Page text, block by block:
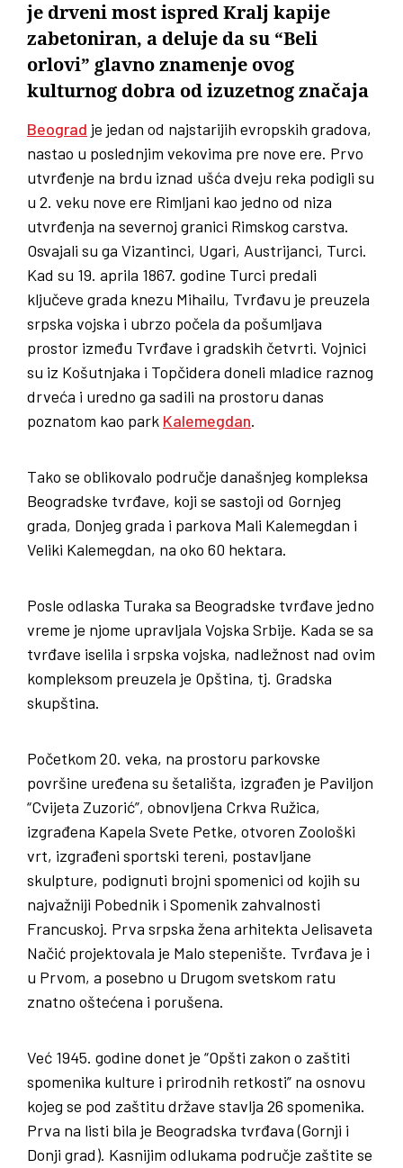
je drveni most ispred Kralj kapije
zabetoniran, a deluje da su “Beli
orlovi” glavno znamenje ovog
kulturnog dobra od izuzetnog značaja
Beograd je jedan od najstarijih evropskih gradova,
nastao u poslednjim vekovima pre nove ere. Prvo
utvrđenje na brdu iznad ušća dveju reka podigli su
u 2. veku nove ere Rimljani kao jedno od niza
utvrđenja na severnoj granici Rimskog carstva.
Osvajali su ga Vizantinci, Ugari, Austrijanci, Turci.
Kad su 19. aprila 1867. godine Turci predali
ključeve grada knezu Mihailu, Tvrđavu je preuzela
srpska vojska i ubrzo počela da pošumljava
prostor između Tvrđave i gradskih četvrti. Vojnici
su iz Košutnjaka i Topčidera doneli mladice raznog
drveća i uredno ga sadili na prostoru danas
poznatom kao park Kalemegdan.
Tako se oblikovalo područje današnjeg kompleksa
Beogradske tvrđave, koji se sastoji od Gornjeg
grada, Donjeg grada i parkova Mali Kalemegdan i
Veliki Kalemegdan, na oko 60 hektara.
Posle odlaska Turaka sa Beogradske tvrđave jedno
vreme je njome upravljala Vojska Srbije. Kada se sa
tvrđave iselila i srpska vojska, nadležnost nad ovim
kompleksom preuzela je Opština, tj. Gradska
skupština.
Početkom 20. veka, na prostoru parkovske
površine uređena su šetališta, izgrađen je Paviljon
“Cvijeta Zuzorić”, obnovljena Crkva Ružica,
izgrađena Kapela Svete Petke, otvoren Zoološki
vrt, izgrađeni sportski tereni, postavljane
skulpture, podignuti brojni spomenici od kojih su
najvažniji Pobednik i Spomenik zahvalnosti
Francuskoj. Prva srpska žena arhitekta Jelisaveta
Načić projektovala je Malo stepenište. Tvrđava je i
u Prvom, a posebno u Drugom svetskom ratu
znatno oštećena i porušena.
Već 1945. godine donet je “Opšti zakon o zaštiti
spomenika kulture i prirodnih retkosti” na osnovu
kojeg se pod zaštitu države stavlja 26 spomenika.
Prva na listi bila je Beogradska tvrđava (Gornji i
Donji grad). Kasnijim odlukama područje zaštite se